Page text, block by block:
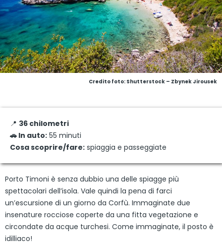
Credito foto: Shutterstock – Zbynek Jirousek
📍 36 chilometri
🚗 In auto: 55 minuti
Cosa scoprire/fare: spiaggia e passeggiate
Porto Timoni è senza dubbio una delle spiagge più
spettacolari dell’isola. Vale quindi la pena di farci
un’escursione di un giorno da Corfù. Immaginate due
insenature rocciose coperte da una fitta vegetazione e
circondate da acque turchesi. Come immaginate, il posto è
idilliaco!